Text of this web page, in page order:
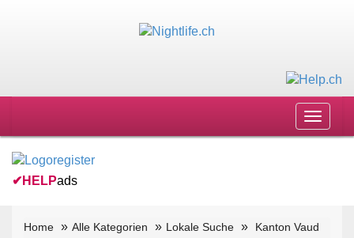
Toggle
✔ HELPads
Home Alle Kategorien Lokale Suche Kanton Vaud